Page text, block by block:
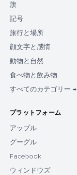
旗
記号
旅行と場所
顔文字と感情
動物と自然
食べ物と飲み物
すべてのカテゴリー →
プラットフォーム
アップル
グーグル
Facebook
ウィンドウズ